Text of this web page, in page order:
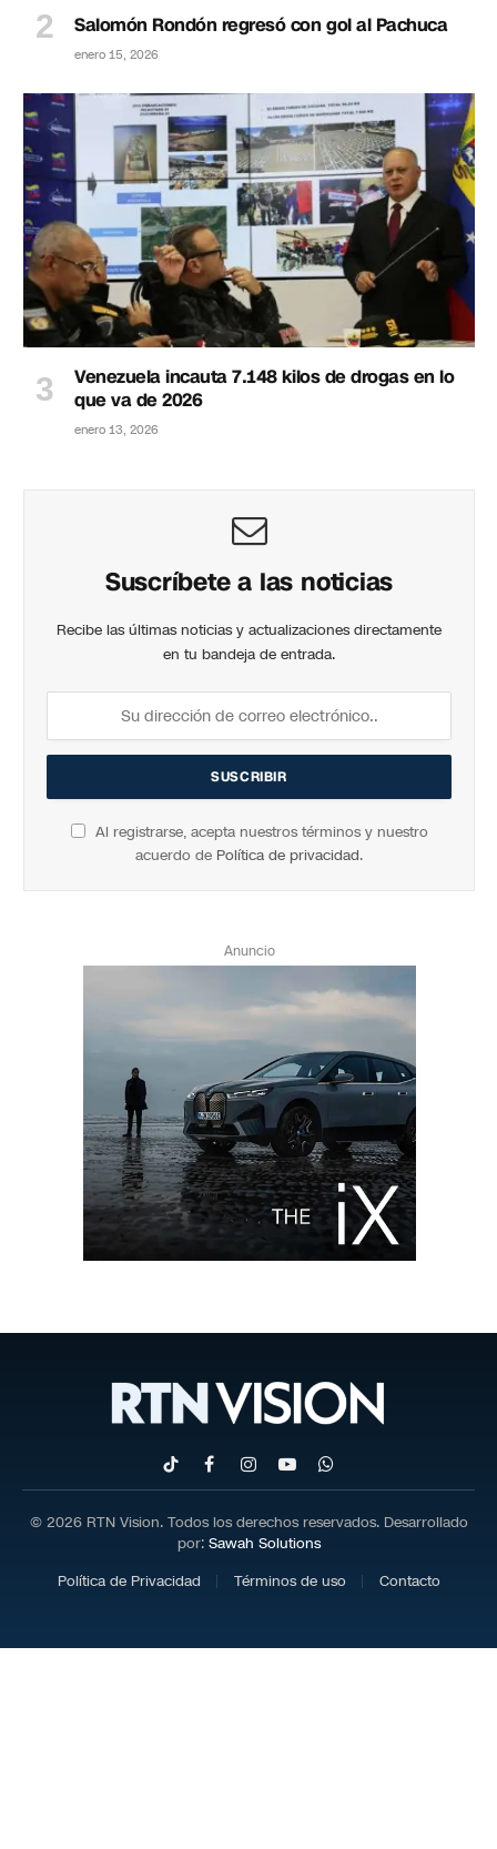
Salomón Rondón regresó con gol al Pachuca
enero 15, 2026
Venezuela incauta 7.148 kilos de drogas en lo
que va de 2026
enero 13, 2026
Suscríbete a las noticias
Recibe las últimas noticias y actualizaciones directamente
en tu bandeja de entrada.
Al registrarse, acepta nuestros términos y nuestro
acuerdo de Política de privacidad.
Anuncio
TikTokFacebookInstagram
YouTubeWhatsApp
© 2026 RTN Vision. Todos los derechos reservados. Desarrollado
por: Sawah Solutions
Política de Privacidad
Términos de uso Contacto